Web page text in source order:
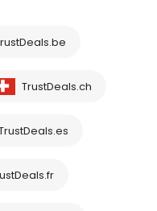
TrustDeals.ch